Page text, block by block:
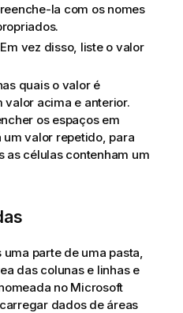
la com os nomes
vez disso, liste o valor
quais o valor é
valor acima e anterior.
os espaços em
um valor repetido, para
as células contenham um
parte de uma pasta,
das colunas e linhas e
no Microsoft
dados de áreas